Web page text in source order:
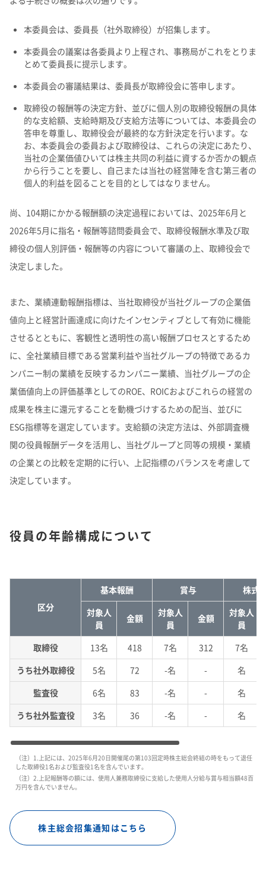
本委員会は、委員長（社外取締役）が招集します。
本委員会の議案は各委員より上程され、事務局がこれをとりま
とめて委員長に提示します。
本委員会の審議結果は、委員長が取締役会に答申します。
取締役の報酬等の決定方針、並びに個人別の取締役報酬の具体
的な支給額、支給時期及び支給方法等については、本委員会の
答申を尊重し、取締役会が最終的な方針決定を行います。な
お、本委員会の委員および取締役は、これらの決定にあたり、
当社の企業価値ひいては株主共同の利益に資するか否かの観点
から行うことを要し、自己または当社の経営陣を含む第三者の
個人的利益を図ることを目的としてはなりません。
尚、104期にかかる報酬額の決定過程においては、2025年6月と
2026年5月に指名・報酬等諮問委員会で、取締役報酬水準及び取
締役の個人別評価・報酬等の内容について審議の上、取締役会で
決定しました。
また、業績連動報酬指標は、当社取締役が当社グループの企業価
値向上と経営計画達成に向けたインセンティブとして有効に機能
させるとともに、客観性と透明性の高い報酬プロセスとするため
に、全社業績目標である営業利益や当社グループの特徴であるカ
ンパニー制の業績を反映するカンパニー業績、当社グループの企
業価値向上の評価基準としてのROE、ROICおよびこれらの経営の
成果を株主に還元することを動機づけするための配当、並びに
ESG指標等を選定しています。支給額の決定方法は、外部調査機
関の役員報酬データを活用し、当社グループと同等の規模・業績
の企業との比較を定期的に行い、上記指標のバランスを考慮して
決定しています。
役員の年齢構成について
区分
基本報酬 賞与
株式
対象人
員
金額
対象人
員
金額
対象人
員
取締役 13名 418 7名 312
7名
うち社外取締役
5名 72 -名 -
名
監査役
6名 83 -名 -
名
うち社外監査役
3名 36 -名 - 名
（注）1.上記には、2025年6月20日開催尾の第103回定時株主総会終結の時をもって退任
した取締役1名および監査役1名を含んでいます。
（注）2.上記報酬等の額には、使用人兼務取締役に支給した使用人分給与賞与相当額48百
万円を含んでいません。
株主総会招集通知はこちら